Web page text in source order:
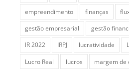
empreendimento
finanças
gestão empresarial
gestão
IR 2022
IRPJ lucratividade
Lucro Real
lucros margem de